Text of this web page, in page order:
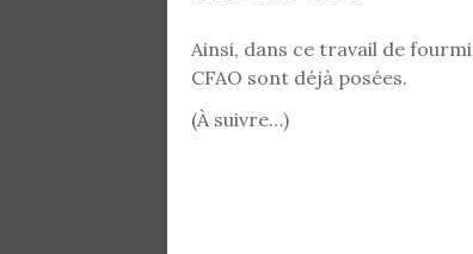
Ainsi, dans ce travail de
CFAO sont déjà posées.
(À suivre…)